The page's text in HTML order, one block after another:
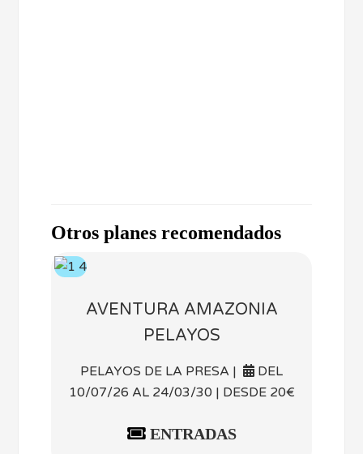
Otros planes recomendados
AVENTURA AMAZONIA
PELAYOS
PELAYOS DE LA PRESA |
DEL
10/07/26 AL 24/03/30 | DESDE 20€
ENTRADAS